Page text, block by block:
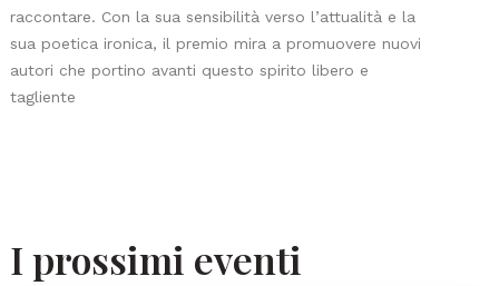
raccontare. Con la sua sensibilità verso l’attualità e la
sua poetica ironica, il premio mira a promuovere nuovi
autori che portino avanti questo spirito libero e
tagliente
I prossimi eventi